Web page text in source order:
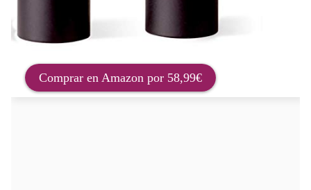
Comprar en Amazon por 58,99€